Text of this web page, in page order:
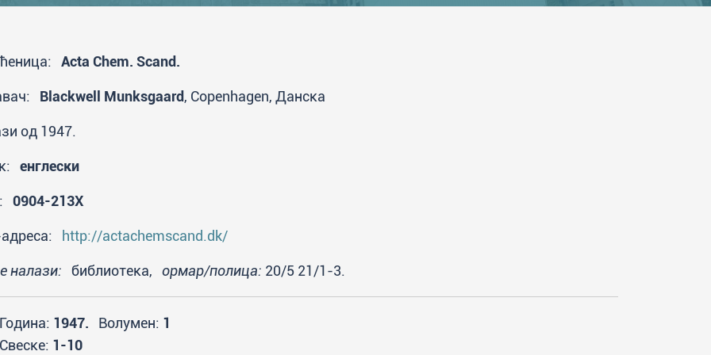
Acta Chem. Scand.
Blackwell Munksgaard, Copenhagen, Данска
од 1947.
енглески
0904-213X
http://actachemscand.dk/
налази: библиотека, ормар/полица: 20/5 21/1-3.
Година: 1947. Волумен: 1
Свеске: 1-10